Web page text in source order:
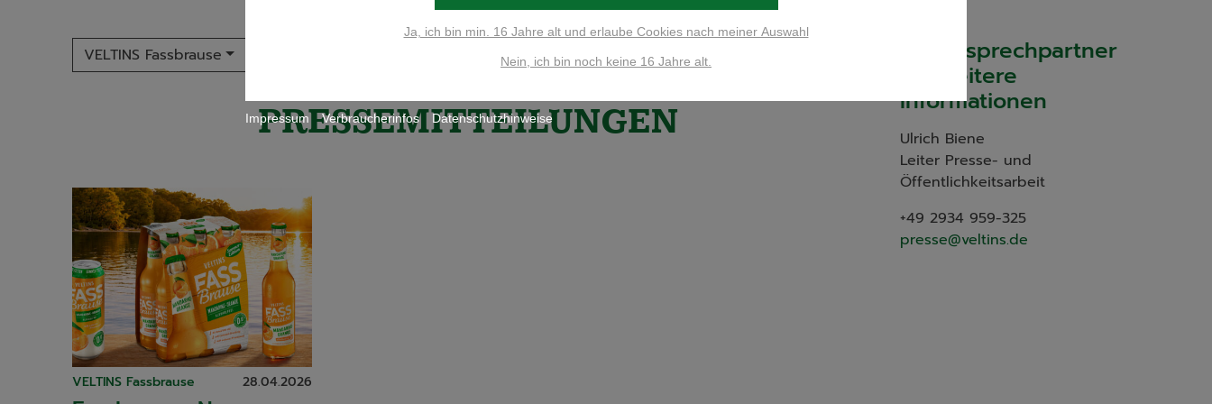
VELTINS Fassbrause 9 Einträge pro Seite
PRESSEMITTEILUNGEN
VELTINS Fassbrause 28.04.2026
Ihr Ansprechpartner
für weitere
Informationen
Ulrich Biene
Leiter Presse- und
Öffentlichkeitsarbeit
+49 2934 959-325
presse@veltins.de
Ja, ich bin min. 16 Jahre alt und erlaube Cookies nach meiner Auswahl
Nein, ich bin noch keine 16 Jahre alt.
Impressum Verbraucherinfos Datenschutzhinweise